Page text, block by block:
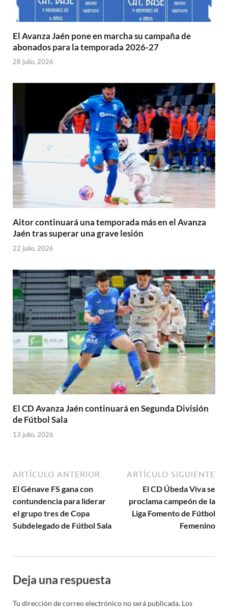
El Avanza Jaén pone en marcha su campaña de
abonados para la temporada 2026-27
28 julio, 2026
Aitor continuará una temporada más en el Avanza
Jaén tras superar una grave lesión
22 julio, 2026
El CD Avanza Jaén continuará en Segunda División
de Fútbol Sala
13 julio, 2026
ARTÍCULO ANTERIOR
El Génave FS gana con
contundencia para liderar
el grupo tres de Copa
Subdelegado de Fútbol Sala
ARTÍCULO SIGUIENTE
El CD Úbeda Viva se
proclama campeón de la
Liga Fomento de Fútbol
Femenino
Deja una respuesta
Tu dirección de correo electrónico no será publicada. Los